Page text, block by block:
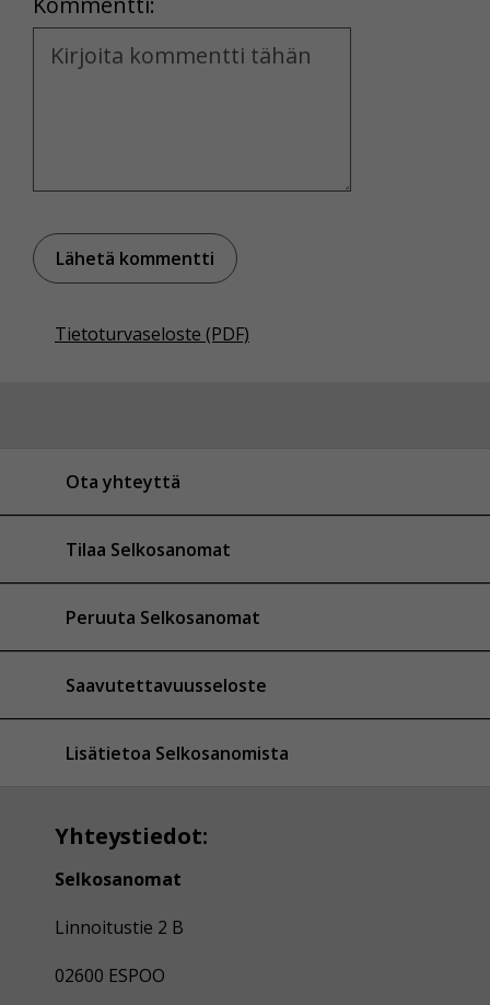
Kommentti
Tietoturvaseloste (PDF)
Ota yhteyttä
Tilaa Selkosanomat
Peruuta Selkosanomat
Saavutettavuusseloste
Lisätietoa Selkosanomista
Yhteystiedot:
Selkosanomat
Linnoitustie 2 B
02600 ESPOO